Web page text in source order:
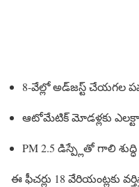
8-వేల్లో అడ్‌జస్ట్ చేయగల
ఆటోమేటిక్ మోడళ్లకు
PM 2.5 డిస్ప్లేతో గాలి శుద్ధి
ఈ ఫీచర్లు 18 వేరియంట్లకు